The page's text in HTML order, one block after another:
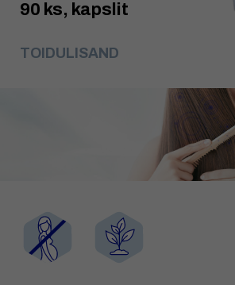
90 ks, kapslit
TOIDULISAND